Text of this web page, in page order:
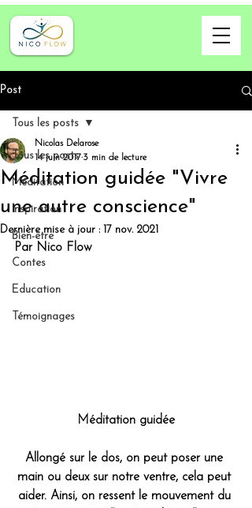
Post
Tous les posts
Méditation
Inspiration
Bien-être
Contes
Education
Témoignages
Tous les posts
Méditation guidée "Vivre
une autre conscience"
Nicolas Delarose
14 juin 2017 3 min de lecture
Dernière mise à jour : 17 nov. 2021
Par Nico Flow
Méditation guidée
Allongé sur le dos, on peut poser une
main ou deux sur notre ventre, cela peut
aider. Ainsi, on ressent le mouvement du